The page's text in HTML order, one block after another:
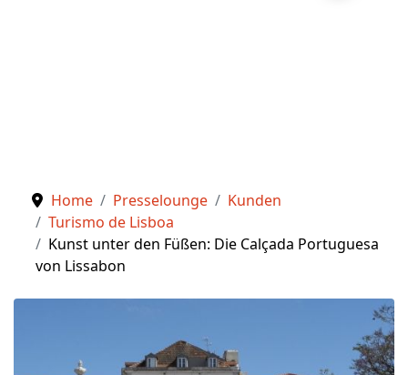
Home Presselounge
Kunden
Turismo de Lisboa
Kunst unter den Füßen: Die Calçada Portuguesa
von Lissabon